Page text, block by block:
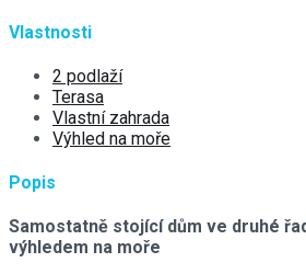
Vlastnosti
2 podlaží
Terasa
Vlastní zahrada
Výhled na moře
Popis
Samostatně stojící dům ve druhé
výhledem na moře